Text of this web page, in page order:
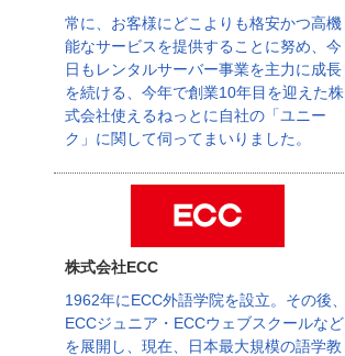
常に、お客様にどこよりも格安かつ高機
能なサービスを提供することに努め、今
日もレンタルサーバー事業を主力に成長
を続ける、今年で創業10年目を迎えた株
式会社使えるねっとに自社の「ユニー
ク」に関して伺ってまいりました。
株式会社ECC
1962年にECC外語学院を設立。その後、
ECCジュニア・ECCウェブスクールなど
を展開し、現在、日本最大規模の語学教